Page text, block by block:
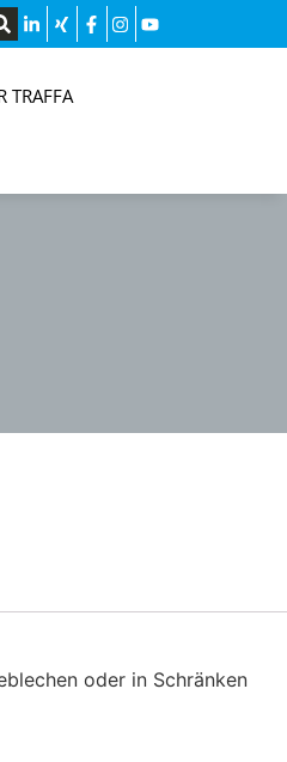
TRAFFA
oder in Schränken